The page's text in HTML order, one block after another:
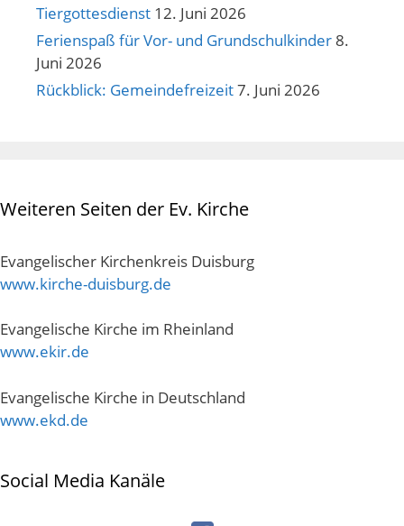
Tiergottesdienst 12. Juni 2026
Ferienspaß für Vor- und Grundschulkinder 8.
Juni 2026
Rückblick: Gemeindefreizeit7. Juni 2026
Weiteren Seiten der Ev. Kirche
Evangelischer Kirchenkreis Duisburg
www.kirche-duisburg.de
Evangelische Kirche im Rheinland
www.ekir.de
Evangelische Kirche in Deutschland
www.ekd.de
Social Media Kanäle